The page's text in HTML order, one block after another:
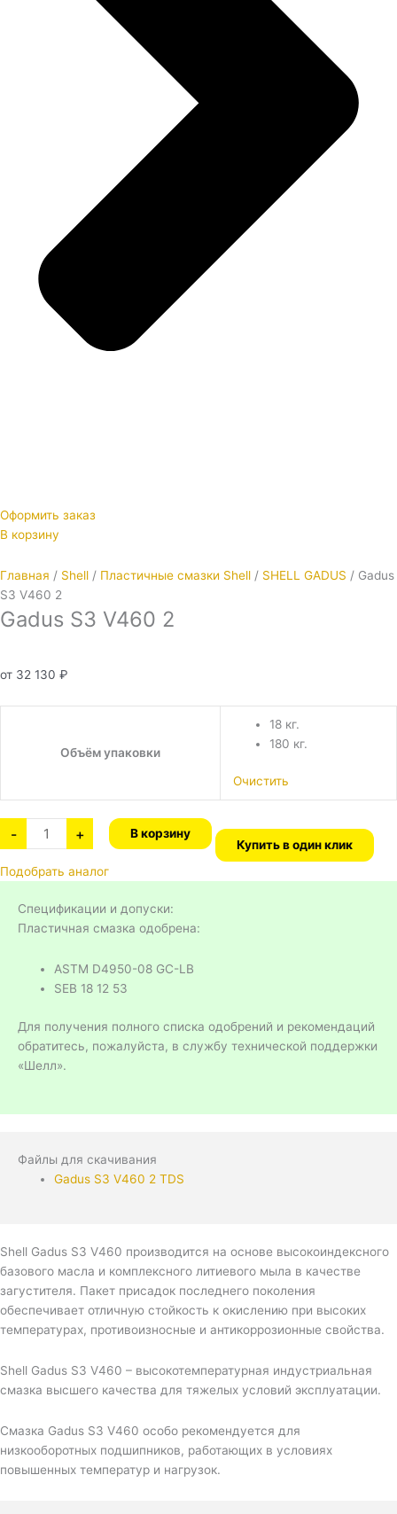
Оформить заказ
В корзину
Главная / Shell / Пластичные смазки Shell / SHELL GADUS / Gadus
S3 V460 2
Gadus S3 V460 2
от 32 130 ₽
Объём упаковки
18 кг.
180 кг.
Очистить
- +
В корзину
Купить в один клик
Подобрать аналог
Спецификации и допуски:
Пластичная смазка одобрена:
ASTM D4950-08 GC-LB
SEB 18 12 53
Для получения полного списка одобрений и рекомендаций
обратитесь, пожалуйста, в службу технической поддержки
«Шелл».
Файлы для скачивания
Gadus S3 V460 2 TDS
Shell Gadus S3 V460 производится на основе высокоиндексного
базового масла и комплексного литиевого мыла в качестве
загустителя. Пакет присадок последнего поколения
обеспечивает отличную стойкость к окислению при высоких
температурах, противоизносные и антикоррозионные свойства.
Shell Gadus S3 V460 – высокотемпературная индустриальная
смазка высшего качества для тяжелых условий эксплуатации.
Смазка Gadus S3 V460 особо рекомендуется для
низкооборотных подшипников, работающих в условиях
повышенных температур и нагрузок.